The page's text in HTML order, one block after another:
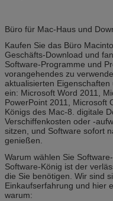
Büro für Mac-Haus und
Kaufen Sie das Büro
Geschäfts-Download und
Software-Programme und
vorangehendes zu
aktualisierten
ein: Microsoft Word 2011,
PowerPoint 2011, Microsoft
Königs des Mac-8. digitale
Verschiffenkosten oder -
sitzen, und Software sofort
genießen.
Warum wählen Sie
Software-König ist der
die Sie benötigen. Wir sind
Einkaufserfahrung und hier
warum: